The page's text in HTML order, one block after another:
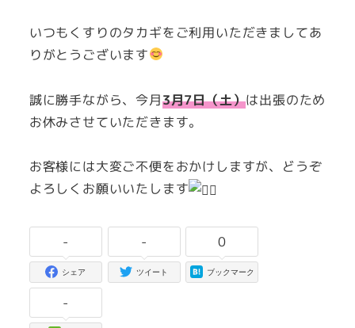
いつもくすりのタカギをご利用いただきましてあ
りがとうございます
誠に勝手ながら、今月3月7日（土）は出張のため
お休みさせていただきます。
お客様には大変ご不便をおかけしますが、どうぞ
よろしくお願いいたします
-
シェア
-
ツイート
0
ブックマーク
-